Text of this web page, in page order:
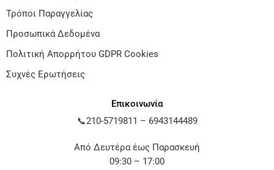
Τρόποι Παραγγελίας
Προσωπικά Δεδομένα
Πολιτική Απορρήτου GDPR Cookies
Συχνές Ερωτήσεις
Επικοινωνία
📞210-5719811 – 6943144489
Από Δευτέρα έως Παρασκευή
09:30 – 17:00